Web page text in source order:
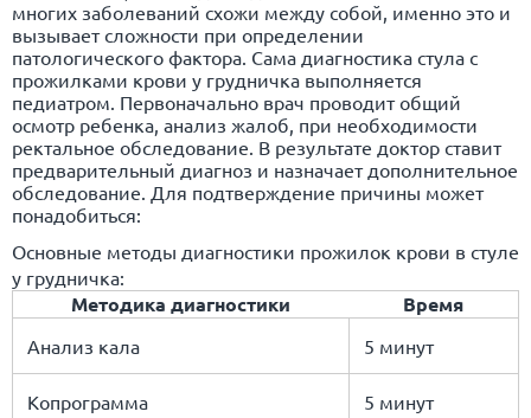
многих заболеваний схожи между собой, именно это и
вызывает сложности при определении
патологического фактора. Сама диагностика стула с
прожилками крови у грудничка выполняется
педиатром. Первоначально врач проводит общий
осмотр ребенка, анализ жалоб, при необходимости
ректальное обследование. В результате доктор ставит
предварительный диагноз и назначает дополнительное
обследование. Для подтверждение причины может
понадобиться:
Основные методы диагностики прожилок крови в стуле
у грудничка:
Методика диагностики Время
Анализ кала 5 минут
Копрограмма 5 минут